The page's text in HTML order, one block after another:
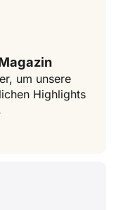
um unsere
Highlights